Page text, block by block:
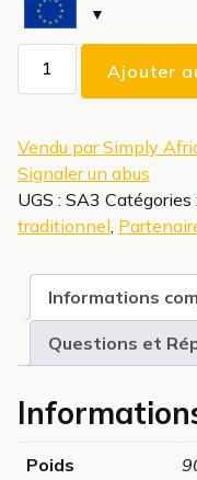
main
Ajouter
Vendu par Simply
Signaler un abus
UGS : SA3 Catégories :
traditionnel,
Informations
Questions et
Poids